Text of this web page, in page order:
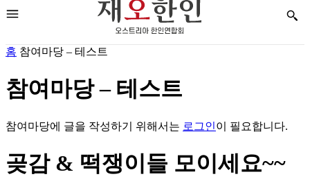
홈 참여마당 – 테스트
참여마당 – 테스트
참여마당에 글을 작성하기 위해서는 로그인이 필요합니다.
곶감 & 떡쟁이들 모이세요~~